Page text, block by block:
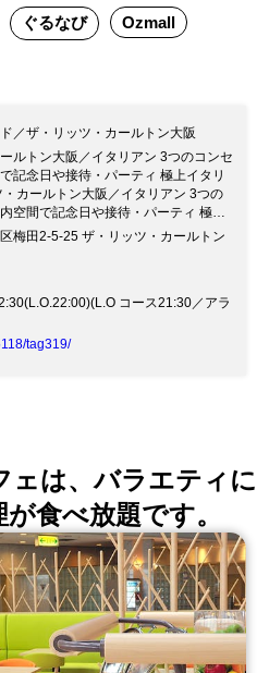
ぐるなび Ozmall
／ザ・リッツ・カールトン大阪
ルトン大阪／イタリアン 3つのコンセ
記念日や接待・パーティ 極上イタリ
カールトン大阪／イタリアン 3つの
空間で記念日や接待・パーティ 極上
ル ザ・リッツカールトン大阪内 ご予
リア料理 スプレンディード ～ ◎3つ
52名)・タベルナエリア(～24名) 大切
と時を… 接待・記念日・貸切パーテ
術が息づくトスカーナ地方の別荘を
梅田2-5-25 ザ・リッツ・カールトン
コース21:30／アラ
tag319/
ェは、バラエティに
食べ放題です。